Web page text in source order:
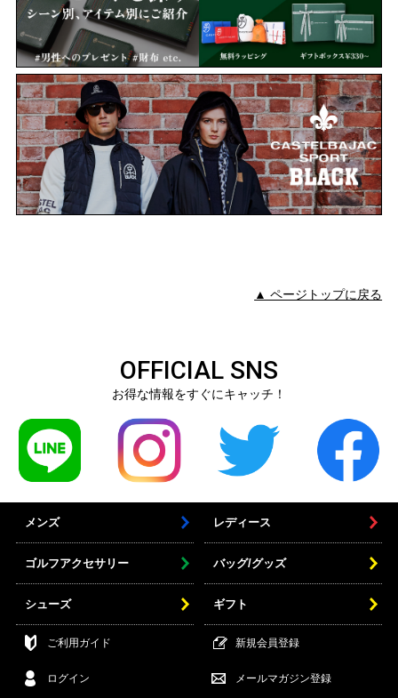
▲ ページトップに戻る
OFFICIAL SNS
お得な情報をすぐにキャッチ！
メンズ レディース
ゴルフアクセサリー バッグ/グッズ
シューズ ギフト
ご利用ガイド 新規会員登録
ログイン メールマガジン登録